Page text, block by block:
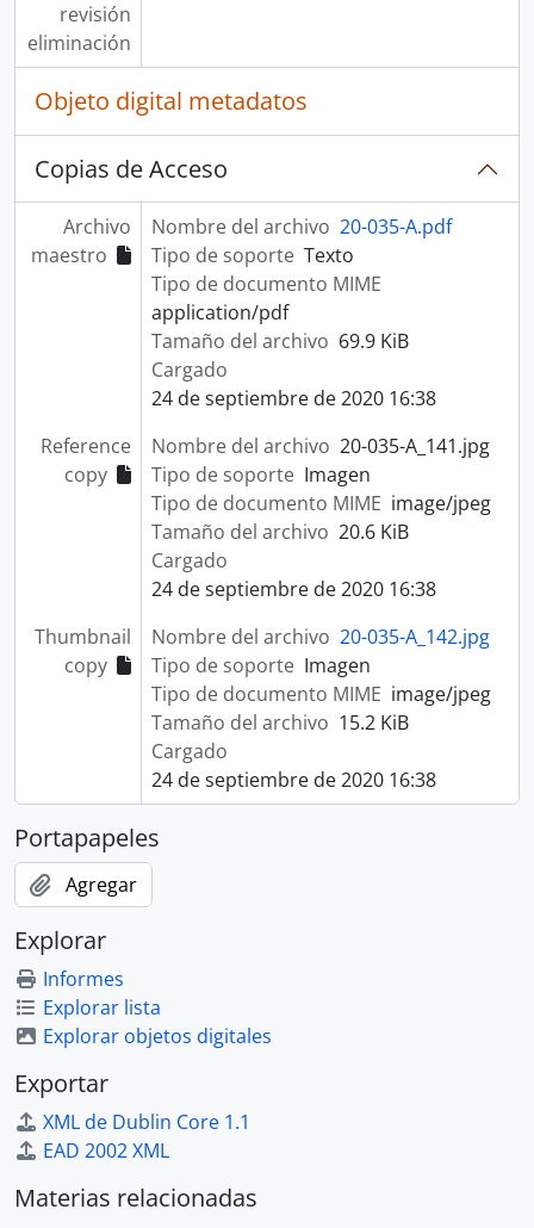
revisión
eliminación
Objeto digital metadatos
Copias de Acceso
Archivo
maestro
Nombre del archivo 20-035-A.pdf
Tipo de soporte Texto
Tipo de documento MIME
application/pdf
Tamaño del archivo 69.9 KiB
Cargado
24 de septiembre de 2020 16:38
Reference
copy
Nombre del archivo 20-035-A_141.jpg
Tipo de soporte Imagen
Tipo de documento MIME image/jpeg
Tamaño del archivo 20.6 KiB
Cargado
24 de septiembre de 2020 16:38
Thumbnail
copy
Nombre del archivo 20-035-A_142.jpg
Tipo de soporte Imagen
Tipo de documento MIME image/jpeg
Tamaño del archivo 15.2 KiB
Cargado
24 de septiembre de 2020 16:38
Portapapeles
Agregar
Explorar
Informes
Explorar lista
Explorar objetos digitales
Exportar
XML de Dublin Core 1.1
EAD 2002 XML
Materias relacionadas